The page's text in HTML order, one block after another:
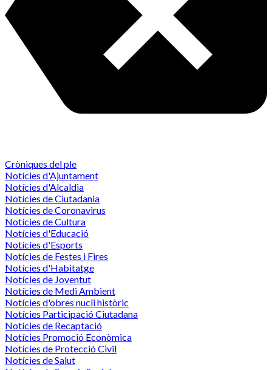
Cròniques del ple
Notícies d'Ajuntament
Notícies d'Alcaldia
Notícies de Ciutadania
Notícies de Coronavirus
Notícies de Cultura
Notícies d'Educació
Notícies d'Esports
Notícies de Festes i Fires
Notícies d'Habitatge
Notícies de Joventut
Notícies de Medi Ambient
Notícies d'obres nucli històric
Notícies Participació Ciutadana
Notícies de Recaptació
Notícies Promoció Econòmica
Notícies de Protecció Civil
Notícies de Salut